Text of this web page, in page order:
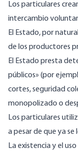
Los particulares
intercambio
El Estado, por
de los productores
El Estado presta
públicos» (por
cortes, seguridad
monopolizado o
Los particulares
a pesar de que ya se
La existencia y el